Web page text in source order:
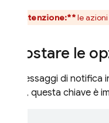
**Attenzione:**le azioni
Impostare le
Per i messaggi di notifica
genere, questa chiave è